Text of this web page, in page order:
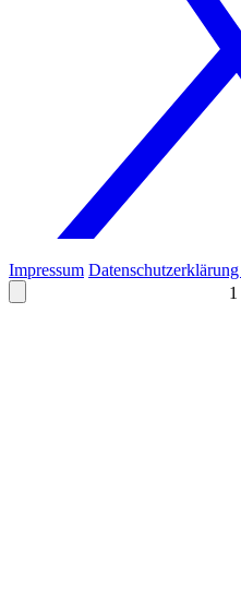
1
Impressum Datenschutzerklärung